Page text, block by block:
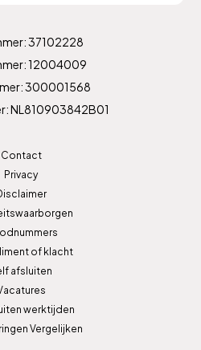
37102228
12004009
300001568
NL810903842B01
Contact
Privacy
of klacht
afsluiten
werktijden
Vergelijken